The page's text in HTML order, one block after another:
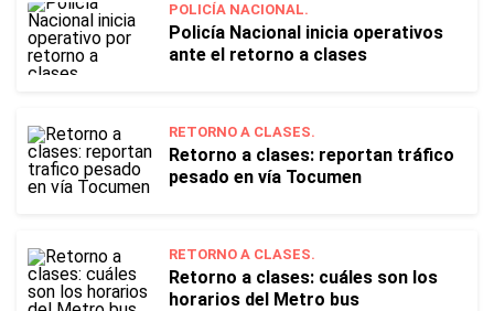
POLICÍA NACIONAL.
Policía Nacional inicia operativos
ante el retorno a clases
RETORNO A CLASES.
Retorno a clases: reportan tráfico
pesado en vía Tocumen
RETORNO A CLASES.
Retorno a clases: cuáles son los
horarios del Metro bus